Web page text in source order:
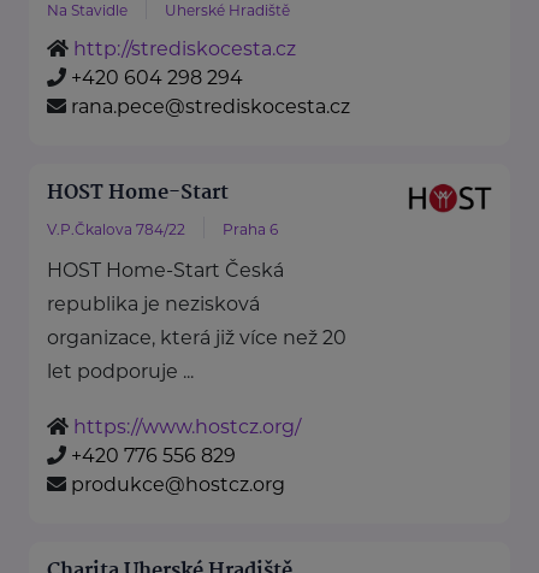
Na Stavidle Uherské Hradiště
http://strediskocesta.cz
+420 604 298 294
rana.pece@strediskocesta.cz
HOST Home-Start
V.P.Čkalova 784/22 Praha 6
HOST Home-Start Česká
republika je nezisková
organizace, která již více než 20
let podporuje ...
https://www.hostcz.org/
+420 776 556 829
produkce@hostcz.org